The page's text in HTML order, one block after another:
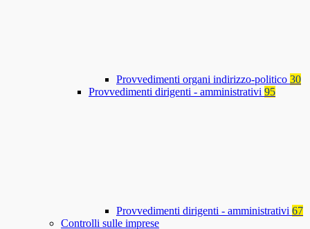
Provvedimenti organi indirizzo-politico 30
Provvedimenti dirigenti - amministrativi 95
Provvedimenti dirigenti - amministrativi 67
Controlli sulle imprese